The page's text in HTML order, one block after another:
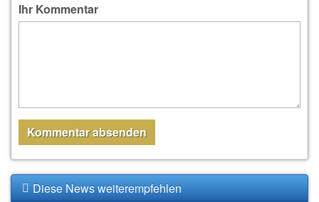
Ihr Kommentar
Diese News weiterempfehlen